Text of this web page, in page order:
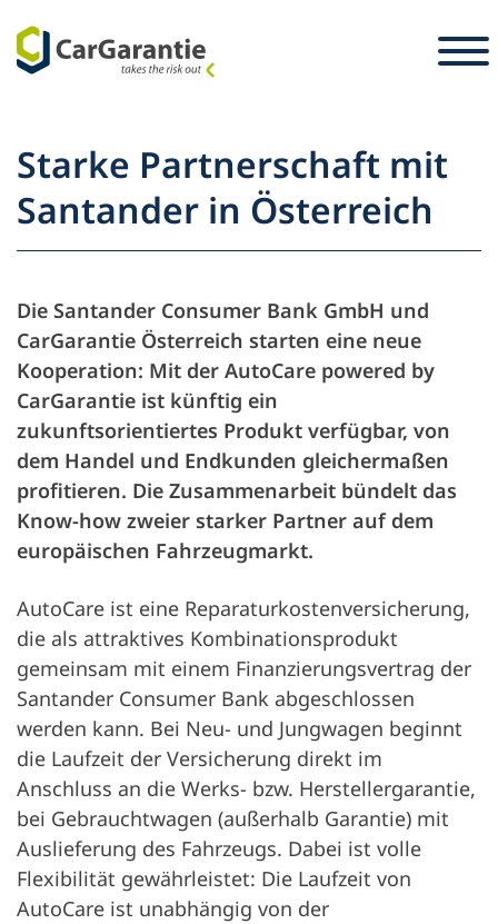
Partner
Fahrzeughalter
Service & Support
Partner
Unternehmen
Karriere
Presse
Starke Partnerschaft mit
Santander in Österreich
Die Santander Consumer Bank GmbH und
CarGarantie Österreich starten eine neue
Kooperation: Mit der AutoCare powered by
CarGarantie ist künftig ein
zukunftsorientiertes Produkt verfügbar, von
dem Handel und Endkunden gleichermaßen
profitieren. Die Zusammenarbeit bündelt das
Know-how zweier starker Partner auf dem
europäischen Fahrzeugmarkt.
AutoCare ist eine Reparaturkostenversicherung,
die als attraktives Kombinationsprodukt
gemeinsam mit einem Finanzierungsvertrag der
Santander Consumer Bank abgeschlossen
werden kann. Bei Neu- und Jungwagen beginnt
die Laufzeit der Versicherung direkt im
Anschluss an die Werks- bzw. Herstellergarantie,
bei Gebrauchtwagen (außerhalb Garantie) mit
Auslieferung des Fahrzeugs. Dabei ist volle
Flexibilität gewährleistet: Die Laufzeit von
AutoCare ist unabhängig von der